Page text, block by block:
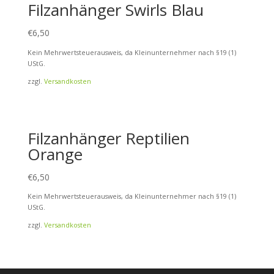
Filzanhänger Swirls Blau
€6,50
Kein Mehrwertsteuerausweis, da Kleinunternehmer nach §19 (1)
UStG.
zzgl. Versandkosten
Filzanhänger Reptilien
Orange
€6,50
Kein Mehrwertsteuerausweis, da Kleinunternehmer nach §19 (1)
UStG.
zzgl. Versandkosten